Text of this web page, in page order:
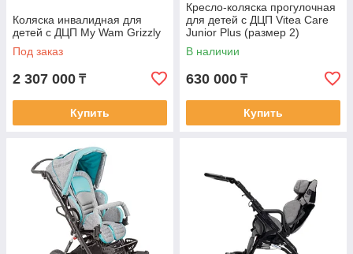
Коляска инвалидная для
детей с ДЦП My Wam Grizzly
Под заказ
2 307 000 ₸
Купить
Кресло-коляска прогулочная
для детей с ДЦП Vitea Care
Junior Plus (размер 2)
В наличии
630 000 ₸
Купить